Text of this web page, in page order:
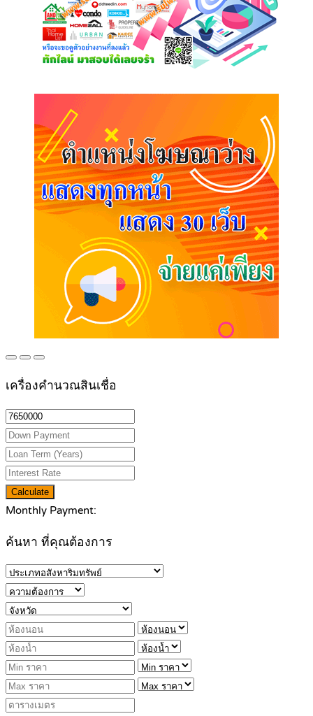
เครื่องคำนวณสินเชื่อ
Calculate
Monthly Payment:
ค้นหา ที่คุณต้องการ